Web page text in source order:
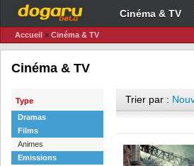
Cinéma & TV
Accueil » Cinéma & TV
Cinéma & TV
Type
Dramas
Films
Animes
Emissions
Trier par :